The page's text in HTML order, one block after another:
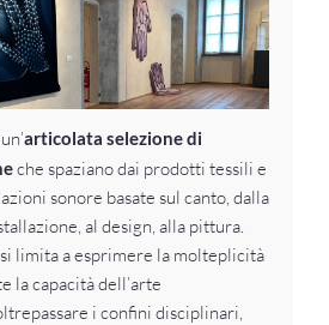
articolata selezione di
che spaziano dai prodotti tessili e
sonore basate sul canto, dalla
al design, alla pittura.
limita a esprimere la molteplicità
la capacità dell’arte
i confini disciplinari,